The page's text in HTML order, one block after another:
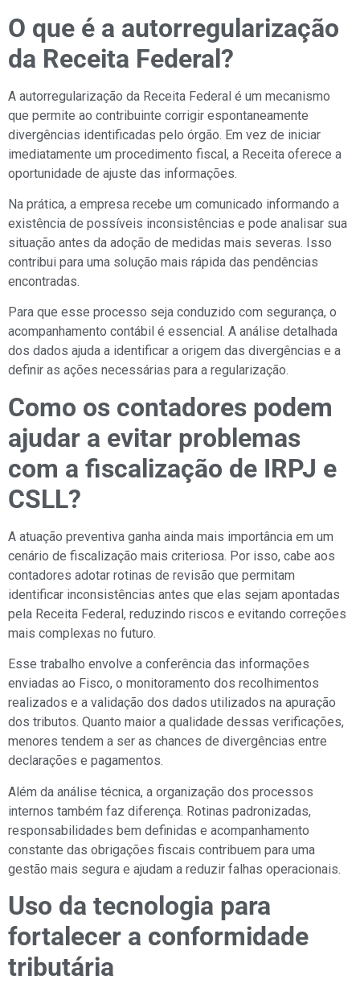
O que é a autorregularização
da Receita Federal?
A autorregularização da Receita Federal é um mecanismo
que permite ao contribuinte corrigir espontaneamente
divergências identificadas pelo órgão. Em vez de iniciar
imediatamente um procedimento fiscal, a Receita oferece a
oportunidade de ajuste das informações.
Na prática, a empresa recebe um comunicado informando a
existência de possíveis inconsistências e pode analisar sua
situação antes da adoção de medidas mais severas. Isso
contribui para uma solução mais rápida das pendências
encontradas.
Para que esse processo seja conduzido com segurança, o
acompanhamento contábil é essencial. A análise detalhada
dos dados ajuda a identificar a origem das divergências e a
definir as ações necessárias para a regularização.
Como os contadores podem
ajudar a evitar problemas
com a fiscalização de IRPJ e
CSLL?
A atuação preventiva ganha ainda mais importância em um
cenário de fiscalização mais criteriosa. Por isso, cabe aos
contadores adotar rotinas de revisão que permitam
identificar inconsistências antes que elas sejam apontadas
pela Receita Federal, reduzindo riscos e evitando correções
mais complexas no futuro.
Esse trabalho envolve a conferência das informações
enviadas ao Fisco, o monitoramento dos recolhimentos
realizados e a validação dos dados utilizados na apuração
dos tributos. Quanto maior a qualidade dessas verificações,
menores tendem a ser as chances de divergências entre
declarações e pagamentos.
Além da análise técnica, a organização dos processos
internos também faz diferença. Rotinas padronizadas,
responsabilidades bem definidas e acompanhamento
constante das obrigações fiscais contribuem para uma
gestão mais segura e ajudam a reduzir falhas operacionais.
Uso da tecnologia para
fortalecer a conformidade
tributária